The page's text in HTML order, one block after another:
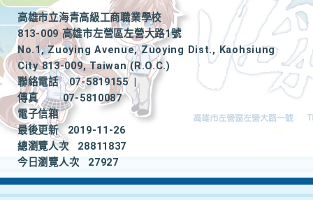
高雄市立海青高級工商職業學校
813-009 高雄市左營區左營大路1號
No.1, Zuoying Avenue, Zuoying Dist., Kaohsiung
City 813-009, Taiwan (R.O.C.)
聯絡電話
07-5819155
|
傳真
07-5810087
電子信箱
最後更新
2019-11-26
總瀏覽人次
28811837
今日瀏覽人次
27927